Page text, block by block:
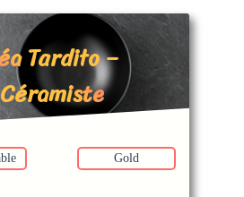
Tardito –
Céramiste
Gold